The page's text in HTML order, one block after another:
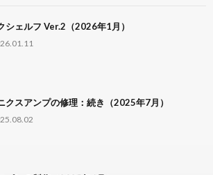
シェルフ Ver.2（2026年1月）
クスアンプの修理：続き（2025年7月）